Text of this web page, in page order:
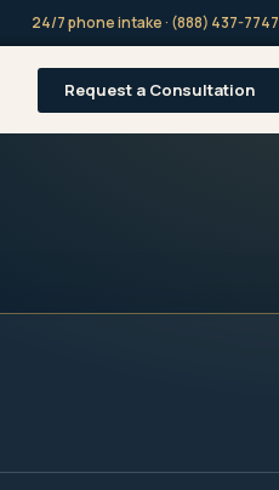
24/7 phone intake · (888) 437-7747
Request a Consultation